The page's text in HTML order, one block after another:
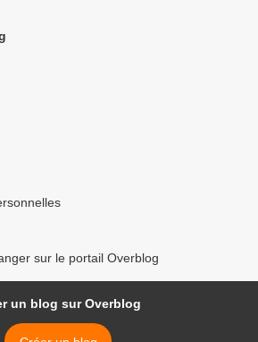
sur le portail Overblog
un blog sur Overblog